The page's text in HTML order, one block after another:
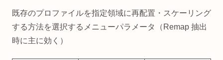
既存のプロファイルを指定領域に再配置・スケーリング
する方法を選択するメニューパラメータ（Remap 抽出
時に主に効く）